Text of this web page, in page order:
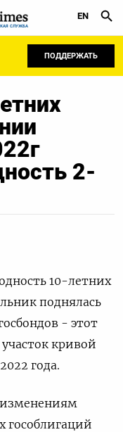
СЛУЖБА
EN
ПОДДЕРЖАТЬ
2-
10-летних
поднялась
- этот
кривой
года.
изменениям
гособлигаций